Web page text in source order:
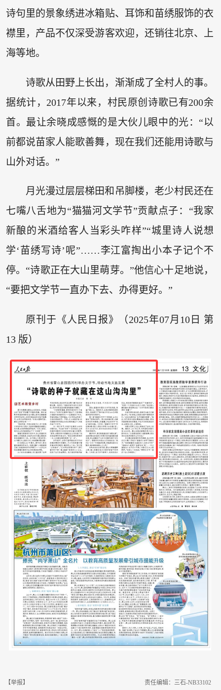
诗句里的景象绣进冰箱贴、耳饰和苗绣服饰的衣
襟里，产品不仅深受游客欢迎，还销往北京、上
海等地。
诗歌从田野上长出，渐渐成了全村人的事。
据统计，2017年以来，村民原创诗歌已有200余
首。最让余晓成感慨的是大伙儿眼中的光：“以
前都说苗家人能歌善舞，现在我们还能用诗歌与
山外对话。”
月光漫过层层梯田和吊脚楼，老少村民还在
七嘴八舌地为“猫猫河文学节”贡献点子：“我家
新酿的米酒给客人当彩头咋样”“城里诗人说想
学‘苗绣写诗’呢”……李江富掏出小本子记个不
停。“诗歌正在大山里萌芽。”他信心十足地说，
“要把文学节一直办下去、办得更好。”
原刊于《人民日报》（2025年07月10日 第
13 版）
【举报】 责任编辑：三石-NB33102